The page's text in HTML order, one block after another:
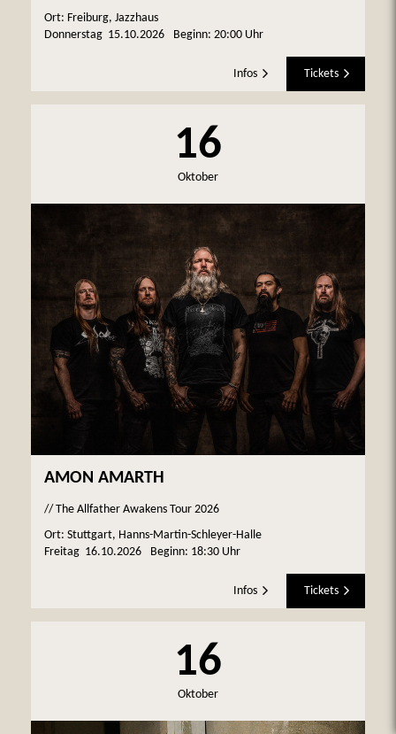
Ort: Freiburg, Jazzhaus
Donnerstag 15.10.2026 Beginn: 20:00 Uhr
Infos Tickets
16
Oktober
AMON AMARTH
// The Allfather Awakens Tour 2026
Ort: Stuttgart, Hanns-Martin-Schleyer-Halle
Freitag 16.10.2026 Beginn: 18:30 Uhr
Infos Tickets
16
Oktober